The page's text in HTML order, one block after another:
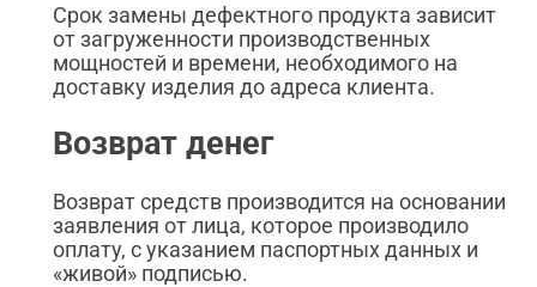
Срок замены дефектного продукта зависит
от загруженности производственных
мощностей и времени, необходимого на
доставку изделия до адреса клиента.
Возврат денег
Возврат средств производится на основании
заявления от лица, которое производило
оплату, с указанием паспортных данных и
«живой» подписью.